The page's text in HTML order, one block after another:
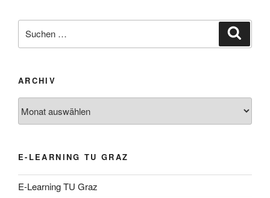
nach:
ARCHIV
E-LEARNING TU GRAZ
E-Learning TU Graz